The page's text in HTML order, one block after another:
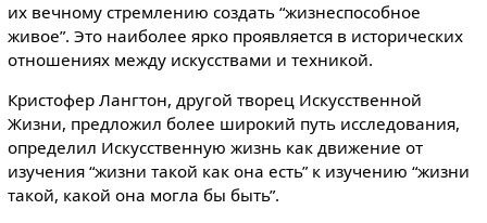
их вечному стремлению создать “жизнеспособное
живое”. Это наиболее ярко проявляется в исторических
отношениях между искусствами и техникой.
Кристофер Лангтон, другой творец Искусственной
Жизни, предложил более широкий путь исследования,
определил Искусственную жизнь как движение от
изучения “жизни такой как она есть” к изучению “жизни
такой, какой она могла бы быть”.